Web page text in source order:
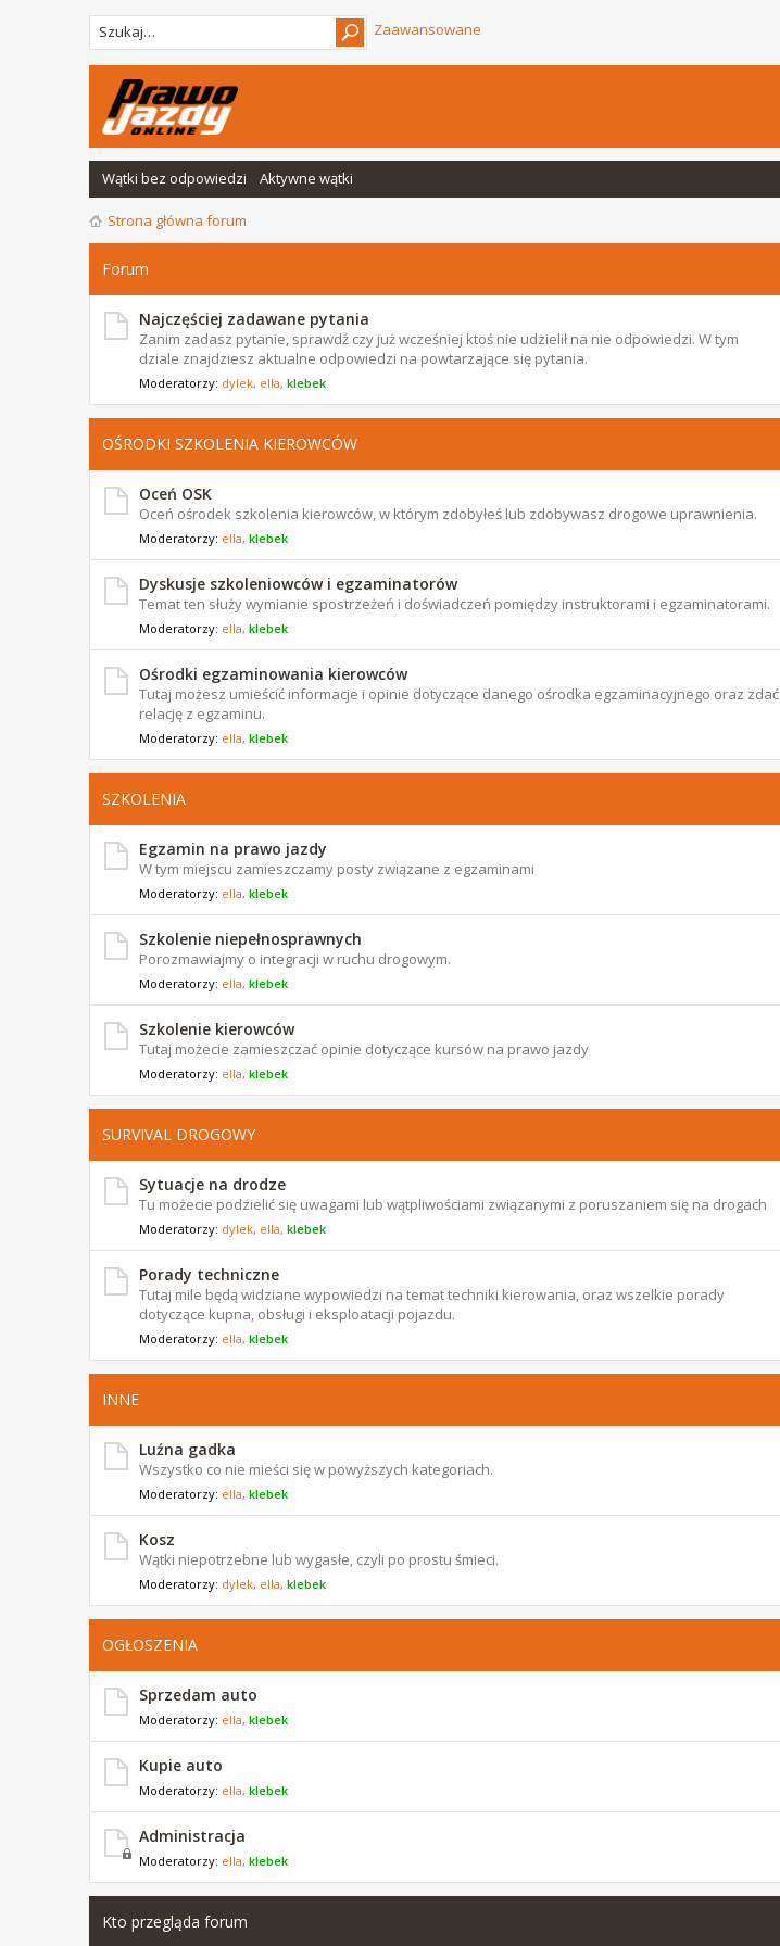
Zaawansowane
Wątki bez odpowiedzi Aktywne wątki
Strona główna forum
Forum
Najczęściej zadawane pytania
Zanim zadasz pytanie, sprawdź czy już wcześniej ktoś nie udzielił na nie odpowiedzi. W tym
dziale znajdziesz aktualne odpowiedzi na powtarzające się pytania.
Moderatorzy: dylek, ella, klebek
OŚRODKI SZKOLENIA KIEROWCÓW
Oceń OSK
Oceń ośrodek szkolenia kierowców, w którym zdobyłeś lub zdobywasz drogowe uprawnienia.
Moderatorzy: ella, klebek
Dyskusje szkoleniowców i egzaminatorów
Temat ten służy wymianie spostrzeżeń i doświadczeń pomiędzy instruktorami i egzaminatorami.
Moderatorzy: ella, klebek
Ośrodki egzaminowania kierowców
Tutaj możesz umieścić informacje i opinie dotyczące danego ośrodka egzaminacyjnego oraz zdać
relację z egzaminu.
Moderatorzy: ella, klebek
SZKOLENIA
Egzamin na prawo jazdy
W tym miejscu zamieszczamy posty związane z egzaminami
Moderatorzy: ella, klebek
Szkolenie niepełnosprawnych
Porozmawiajmy o integracji w ruchu drogowym.
Moderatorzy: ella, klebek
Szkolenie kierowców
Tutaj możecie zamieszczać opinie dotyczące kursów na prawo jazdy
Moderatorzy: ella, klebek
SURVIVAL DROGOWY
Sytuacje na drodze
Tu możecie podzielić się uwagami lub wątpliwościami związanymi z poruszaniem się na drogach
Moderatorzy: dylek, ella, klebek
Porady techniczne
Tutaj mile będą widziane wypowiedzi na temat techniki kierowania, oraz wszelkie porady
dotyczące kupna, obsługi i eksploatacji pojazdu.
Moderatorzy: ella, klebek
INNE
Luźna gadka
Wszystko co nie mieści się w powyższych kategoriach.
Moderatorzy: ella, klebek
Kosz
Wątki niepotrzebne lub wygasłe, czyli po prostu śmieci.
Moderatorzy: dylek, ella, klebek
OGŁOSZENIA
Sprzedam auto
Moderatorzy: ella, klebek
Kupie auto
Moderatorzy: ella, klebek
Administracja
Moderatorzy: ella, klebek
Kto przegląda forum